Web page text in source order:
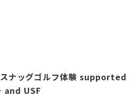
ナッグゴルフ体験 supported
and USF